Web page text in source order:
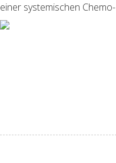
einer systemischen